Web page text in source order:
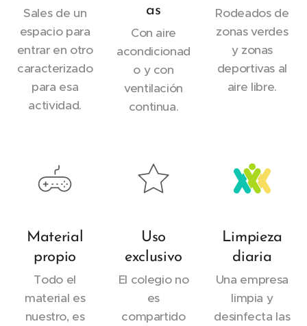
Sales de un
espacio para
entrar en otro
caracterizado
para esa
actividad.
as
Con aire
acondicionad
o y con
ventilación
continua.
Rodeados de
zonas verdes
y zonas
deportivas al
aire libre.
Material
propio
Todo el
material es
nuestro, es
Uso
exclusivo
El colegio no
es
compartido
Limpieza
diaria
Una empresa
limpia y
desinfecta las